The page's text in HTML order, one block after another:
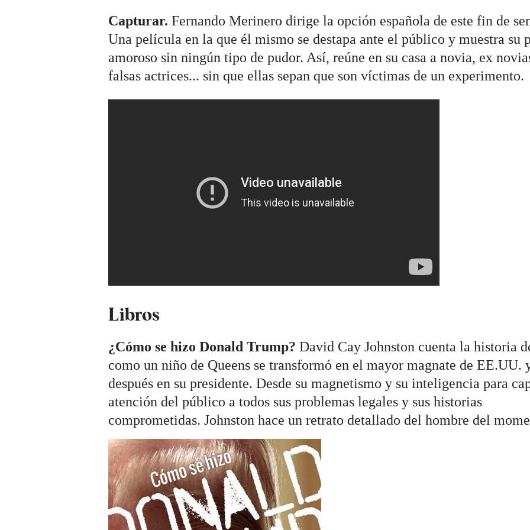
Capturar. Fernando Merinero dirige la opción española de este fin de
Una película en la que él mismo se destapa ante el público y muestra su
amoroso sin ningún tipo de pudor. Así, reúne en su casa a novia, ex
falsas actrices... sin que ellas sepan que son víctimas de un experimento.
Libros
¿Cómo se hizo Donald Trump? David Cay Johnston cuenta la historia
como un niño de Queens se transformó en el mayor magnate de EE.UU.
después en su presidente. Desde su magnetismo y su inteligencia para
atención del público a todos sus problemas legales y sus historias
comprometidas. Johnston hace un retrato detallado del hombre del